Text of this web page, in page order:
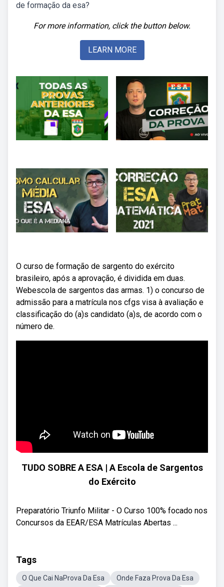
de formação da esa?
For more information, click the button below.
LEARN MORE
O curso de formação de sargento do exército
brasileiro, após a aprovação, é dividida em duas.
Webescola de sargentos das armas. 1) o concurso de
admissão para a matrícula nos cfgs visa à avaliação e
classificação do (a)s candidato (a)s, de acordo com o
número de.
TUDO SOBRE A ESA | A Escola de Sargentos
do Exército
Preparatório Triunfo Militar - O Curso 100% focado nos
Concursos da EEAR/ESA Matrículas Abertas ...
Tags
O Que Cai NaProva Da Esa Onde Faza Prova Da Esa